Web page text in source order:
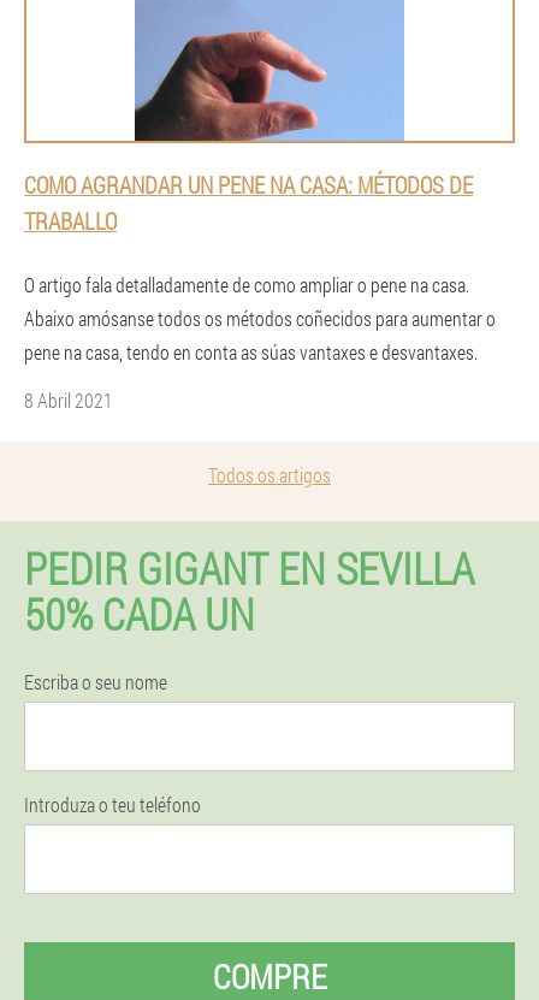
COMO AGRANDAR UN PENE NA CASA: MÉTODOS DE
TRABALLO
O artigo fala detalladamente de como ampliar o pene na casa.
Abaixo amósanse todos os métodos coñecidos para aumentar o
pene na casa, tendo en conta as súas vantaxes e desvantaxes.
8 Abril 2021
Todos os artigos
PEDIR GIGANT EN SEVILLA
50% CADA UN
Escriba o seu nome
Introduza o teu teléfono
COMPRE